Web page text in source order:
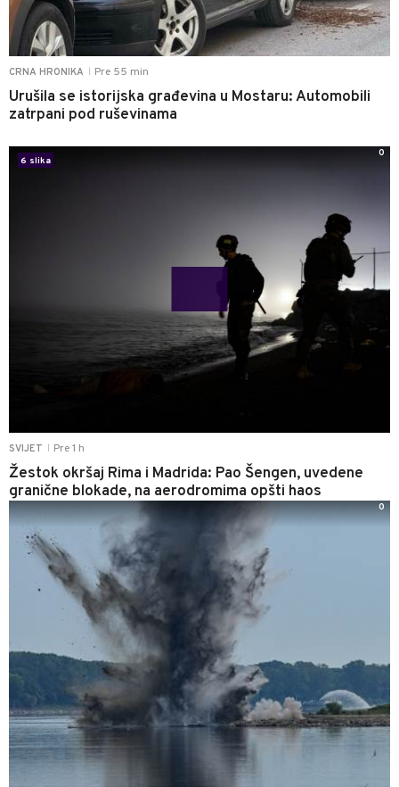
CRNA HRONIKA Pre 55 min
Urušila se istorijska građevina u Mostaru: Automobili
zatrpani pod ruševinama
SVIJET Pre 1 h
Žestok okršaj Rima i Madrida: Pao Šengen, uvedene
granične blokade, na aerodromima opšti haos
6 slika
0
0